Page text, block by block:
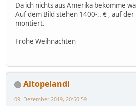
Da ich nichts aus Amerika bekomme
Auf dem Bild stehen 1400-.. € , auf der
montiert.
Frohe Weihnachten
Altopelandi
09. Dezember 2019, 20:50:59